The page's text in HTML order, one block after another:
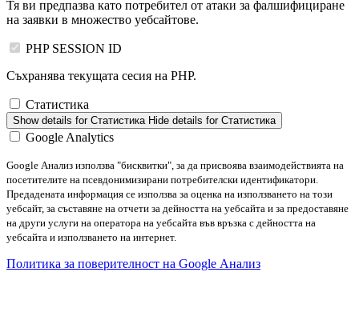
Тя ви предпазва като потребител от атаки за фалшифициране
на заявки в множество уебсайтове.
PHP SESSION ID
Съхранява текущата сесия на PHP.
Статистика
Show details for Статистика Hide details for Статистика
Google Analytics
Google Анализ използва "бисквитки", за да присвоява взаимодействията на
посетителите на псевдонимизирани потребителски идентификатори.
Предадената информация се използва за оценка на използването на този
уебсайт, за съставяне на отчети за дейността на уебсайта и за предоставяне
на други услуги на оператора на уебсайта във връзка с дейността на
уебсайта и използването на интернет.
Политика за поверителност на Google Анализ